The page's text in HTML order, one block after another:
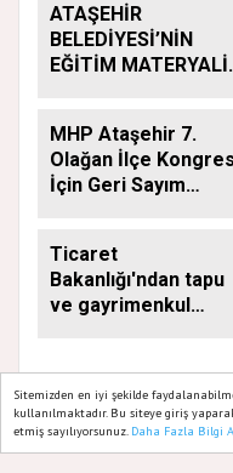
Sitemizden en iyi şekilde
kullanılmaktadır. Bu siteye giriş
etmiş sayılıyorsunuz. Daha Fazla Bilgi
ATAŞEHİR
BELEDİYESİ’NİN
EĞİTİM MATERYALİ
SÜRÜYOR
MHP Ataşehir 7.
Olağan İlçe
İçin Geri Sayım
Ticaret
Bakanlığı'ndan tapu
ve gayrimenkul
yapamayacak
Ana Sayfa Web TV